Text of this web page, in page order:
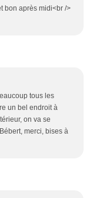
bon après midi<br />
tous les
un bel endroit à
on va se
merci, bises à